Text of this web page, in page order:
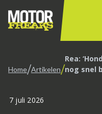
Home/Artikelen/Rea:
nog snel
7 juli 2026